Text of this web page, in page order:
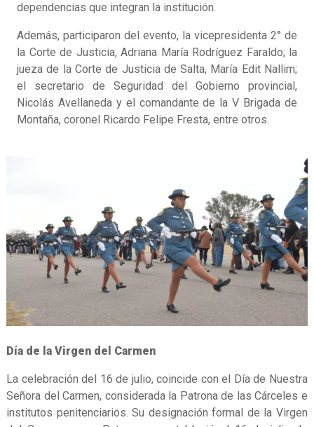
dependencias que integran la institución.
Además, participaron del evento, la vicepresidenta 2° de
la Corte de Justicia, Adriana María Rodríguez Faraldo; la
jueza de la Corte de Justicia de Salta, María Edit Nallim;
el secretario de Seguridad del Gobierno provincial,
Nicolás Avellaneda y el comandante de la V Brigada de
Montaña, coronel Ricardo Felipe Fresta, entre otros.
Día de la Virgen del Carmen
La celebración del 16 de julio, coincide con el Día de Nuestra
Señora del Carmen, considerada la Patrona de las Cárceles e
institutos penitenciarios. Su designación formal de la Virgen